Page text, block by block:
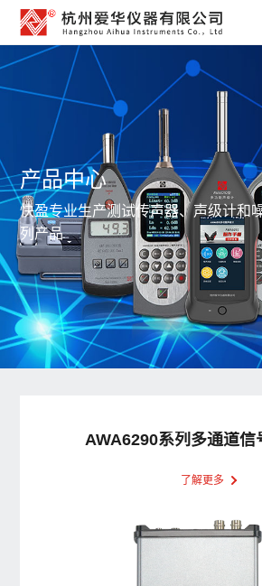
产品中心
快盈专业生产测试传声器、声级计和
列产品
AWA6290系列多通道信
了解更多